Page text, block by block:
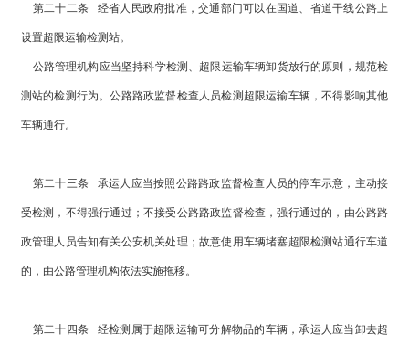
第二十二条 经省人民政府批准，交通部门可以在国道、省道干线公路上
设置超限运输检测站。
公路管理机构应当坚持科学检测、超限运输车辆卸货放行的原则，规范检
测站的检测行为。公路路政监督检查人员检测超限运输车辆，不得影响其他
车辆通行。
第二十三条 承运人应当按照公路路政监督检查人员的停车示意，主动接
受检测，不得强行通过；不接受公路路政监督检查，强行通过的，由公路路
政管理人员告知有关公安机关处理；故意使用车辆堵塞超限检测站通行车道
的，由公路管理机构依法实施拖移。
第二十四条 经检测属于超限运输可分解物品的车辆，承运人应当卸去超